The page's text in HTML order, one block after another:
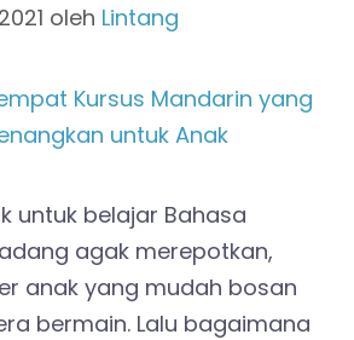
oleh Lintang
untuk belajar Bahasa
agak merepotkan,
anak yang mudah bosan
bermain. Lalu bagaimana